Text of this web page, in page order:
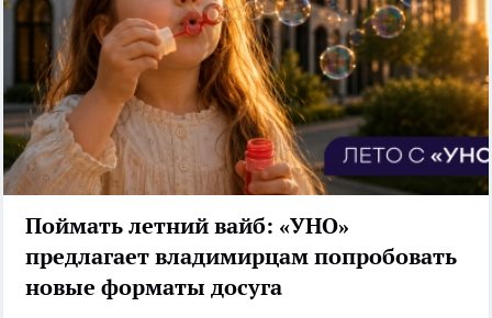
Поймать летний вайб: «УНО»
предлагает владимирцам попробовать
новые форматы досуга